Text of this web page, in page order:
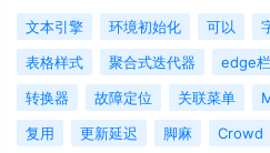
文本引擎 环境初始化 可以
表格样式
聚合式迭代器 edge栏
转换器
故障定位 关联菜单
复用
更新延迟 脚麻 Crowd